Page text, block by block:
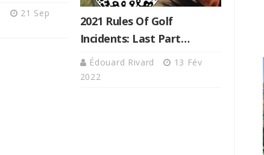
21 Sep
2021 Rules Of Golf
Incidents: Last Part…
Édouard Rivard
13 Fév
2022